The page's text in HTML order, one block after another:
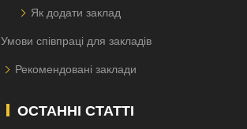
Як додати заклад
Умови співпраці для закладів
Рекомендовані заклади
ОСТАННІ СТАТТІ